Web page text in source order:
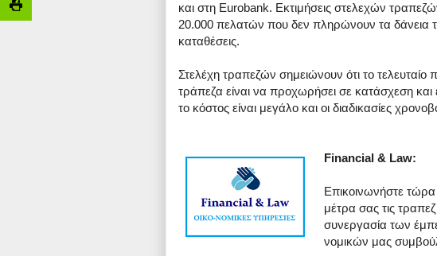
και στη Eurobank. Εκτιμήσεις στελεχών
20.000 πελατών που δεν πληρώνουν τα δάνεια
καταθέσεις.
Στελέχη τραπεζών σημειώνουν ότι το
τράπεζα είναι να προχωρήσει σε κατάσχεση
το κόστος είναι μεγάλο και οι διαδικασίες
Financial & Law:
Επικοινωνήστε
μέτρα σας τις
συνεργασία των
νομικών μας